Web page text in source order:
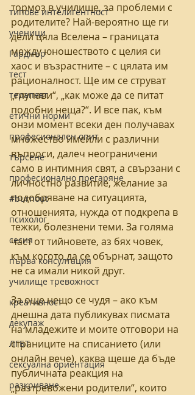
типове интелигентност
ученици
Гарднър
тест
терапевт
етични норми
професионален опит
търсене
професионално прегаряне
#burnout
психолог
сесия
първа консултация
училище тревожност
креативност
декупаж
ЛГБТ
сексуална ориентация
разкриване
тормоз в училище, за проблеми с
родителите? Най-вероятно ще ги
дели цяла Вселена – границата
между юношеството с целия си
хаос и възрастните – с цялата им
рационалност. Ще им се струват
„глупави“, „как може да се питат
подобни неща?“. И все пак, към
онзи момент всеки ден получавах
множество имейли с различни
въпроси, далеч неограничени
само в интимния свят, а свързани с
личностно развитие, желание за
подобряване на ситуацията,
отношенията, нужда от подкрепа в
тежки, болезнени теми. За голяма
част от тийновете, аз бях човек,
към когото да се обърнат, защото
не са имали никой друг.
За още нещо се чудя – ако към
днешна дата публикувах писмата
на младежите и моите отговори на
страниците на списанието (или
онлайн вече), каква щеше да бъде
публичната реакция на
„разтревожени родители“, които